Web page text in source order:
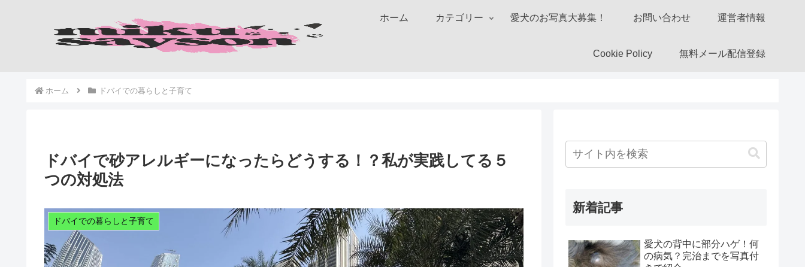
ホーム カテゴリー 愛犬のお写真大募集！ お問い合わせ 運営者情報
Cookie Policy 無料メール配信登録
ホーム ドバイでの暮らしと子育て
ドバイで砂アレルギーになったらどうする！？私が実践してる５
つの対処法
ドバイでの暮らしと子育て
新着記事
愛犬の背中に部分ハゲ！何
の病気？完治までを写真付